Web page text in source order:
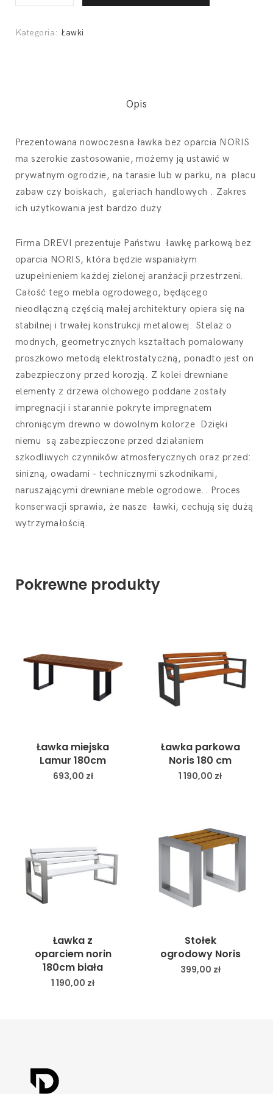
oparcia
Kategoria: Ławki
Opis
Prezentowana nowoczesna ławka bez oparcia NORIS
ma szerokie zastosowanie, możemy ją ustawić w
prywatnym ogrodzie, na tarasie lub w parku, na placu
zabaw czy boiskach, galeriach handlowych . Zakres
ich użytkowania jest bardzo duży.
Firma DREVI prezentuje Państwu ławkę parkową bez
oparcia NORIS, która będzie wspaniałym
uzupełnieniem każdej zielonej aranżacji przestrzeni.
Całość tego mebla ogrodowego, będącego
nieodłączną częścią małej architektury opiera się na
stabilnej i trwałej konstrukcji metalowej. Stelaż o
modnych, geometrycznych kształtach pomalowany
proszkowo metodą elektrostatyczną, ponadto jest on
zabezpieczony przed korozją. Z kolei drewniane
elementy z drzewa olchowego poddane zostały
impregnacji i starannie pokryte impregnatem
chroniącym drewno w dowolnym kolorze Dzięki
niemu są zabezpieczone przed działaniem
szkodliwych czynników atmosferycznych oraz przed:
sinizną, owadami – technicznymi szkodnikami,
naruszającymi drewniane meble ogrodowe.. Proces
konserwacji sprawia, że nasze ławki, cechują się dużą
wytrzymałością.
Pokrewne produkty
Ławka miejska
Lamur 180cm
693,00 zł
Ławka parkowa
Noris 180 cm
1 190,00 zł
Ławka z
oparciem norin
180cm biała
1 190,00 zł
Stołek
ogrodowy Noris
399,00 zł